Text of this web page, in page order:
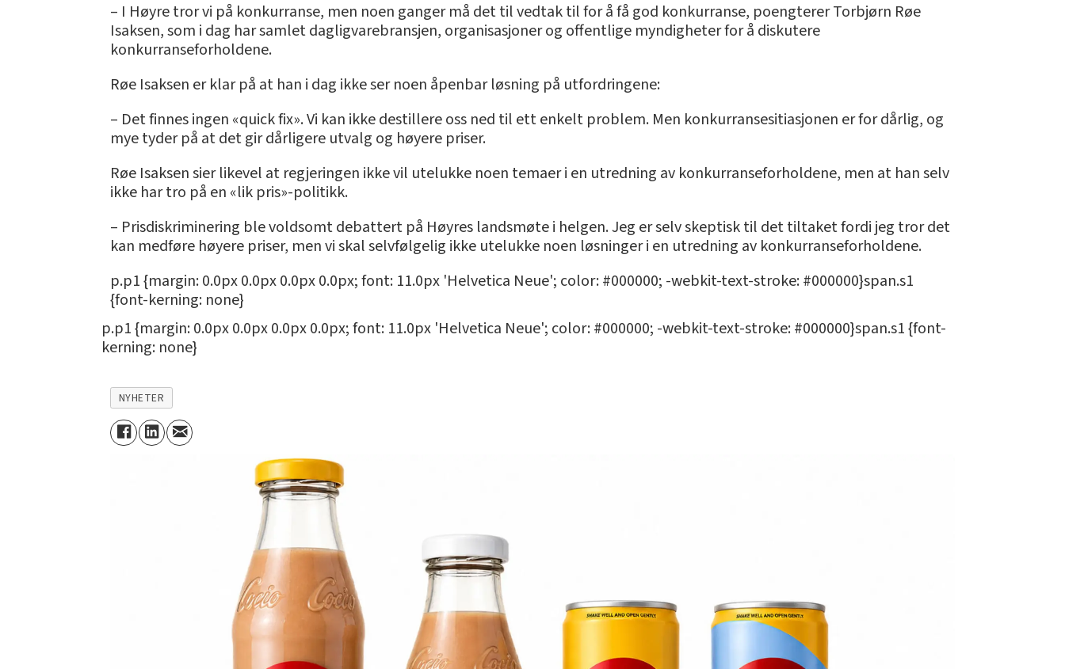
– I Høyre tror vi på konkurranse, men noen ganger må det til vedtak til for å få god konkurranse, poengterer Torbjørn Røe
Isaksen, som i dag har samlet dagligvarebransjen, organisasjoner og offentlige myndigheter for å diskutere
konkurranseforholdene.
Røe Isaksen er klar på at han i dag ikke ser noen åpenbar løsning på utfordringene:
– Det finnes ingen «quick fix». Vi kan ikke destillere oss ned til ett enkelt problem. Men konkurransesitiasjonen er for dårlig, og
mye tyder på at det gir dårligere utvalg og høyere priser.
Røe Isaksen sier likevel at regjeringen ikke vil utelukke noen temaer i en utredning av konkurranseforholdene, men at han selv
ikke har tro på en «lik pris»-politikk.
– Prisdiskriminering ble voldsomt debattert på Høyres landsmøte i helgen. Jeg er selv skeptisk til det tiltaket fordi jeg tror det
kan medføre høyere priser, men vi skal selvfølgelig ikke utelukke noen løsninger i en utredning av konkurranseforholdene.
p.p1 {margin: 0.0px 0.0px 0.0px 0.0px; font: 11.0px 'Helvetica Neue'; color: #000000; -webkit-text-stroke: #000000}span.s1
{font-kerning: none}
p.p1 {margin: 0.0px 0.0px 0.0px 0.0px; font: 11.0px 'Helvetica Neue'; color: #000000; -webkit-text-stroke: #000000}span.s1 {font-
kerning: none}
NYHETER